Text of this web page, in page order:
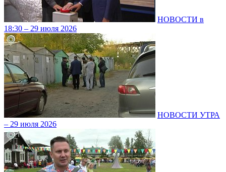
НОВОСТИ в
18:30 – 29 июля 2026
НОВОСТИ УТРА
– 29 июля 2026